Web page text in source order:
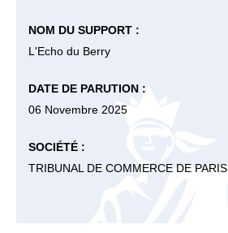
NOM DU SUPPORT :
L'Echo du Berry
DATE DE PARUTION :
06 Novembre 2025
SOCIÉTÉ :
TRIBUNAL DE COMMERCE DE PARIS